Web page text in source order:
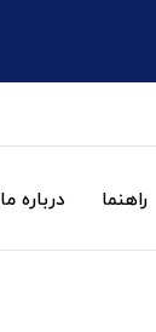
راهنما درباره ما